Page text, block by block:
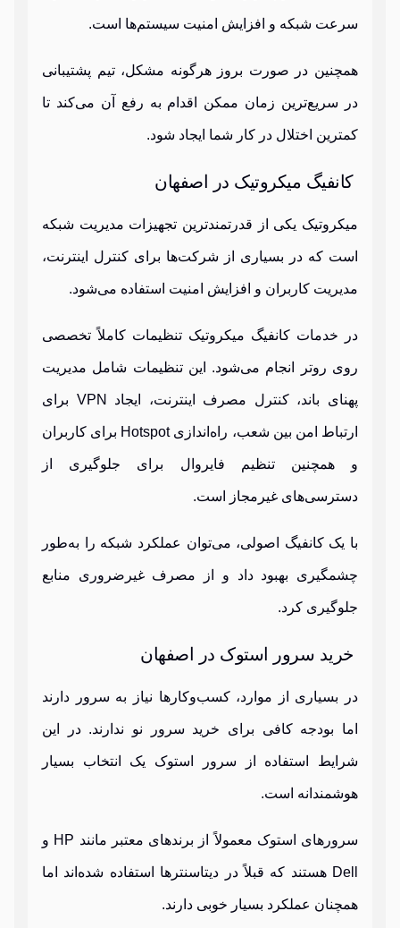
سرعت شبکه و افزایش امنیت سیستم‌ها است.
همچنین در صورت بروز هرگونه مشکل، تیم پشتیبانی
در سریع‌ترین زمان ممکن اقدام به رفع آن می‌کند تا
کمترین اختلال در کار شما ایجاد شود.
کانفیگ میکروتیک در اصفهان
میکروتیک یکی از قدرتمندترین تجهیزات مدیریت شبکه
است که در بسیاری از شرکت‌ها برای کنترل اینترنت،
مدیریت کاربران و افزایش امنیت استفاده می‌شود.
در خدمات کانفیگ میکروتیک تنظیمات کاملاً تخصصی
روی روتر انجام می‌شود. این تنظیمات شامل مدیریت
پهنای باند، کنترل مصرف اینترنت، ایجاد VPN برای
ارتباط امن بین شعب، راه‌اندازی Hotspot برای کاربران
و همچنین تنظیم فایروال برای جلوگیری از
دسترسی‌های غیرمجاز است.
با یک کانفیگ اصولی، می‌توان عملکرد شبکه را به‌طور
چشمگیری بهبود داد و از مصرف غیرضروری منابع
جلوگیری کرد.
خرید سرور استوک در اصفهان
در بسیاری از موارد، کسب‌وکارها نیاز به سرور دارند
اما بودجه کافی برای خرید سرور نو ندارند. در این
شرایط استفاده از سرور استوک یک انتخاب بسیار
هوشمندانه است.
سرورهای استوک معمولاً از برندهای معتبر مانند HP و
Dell هستند که قبلاً در دیتاسنترها استفاده شده‌اند اما
همچنان عملکرد بسیار خوبی دارند.